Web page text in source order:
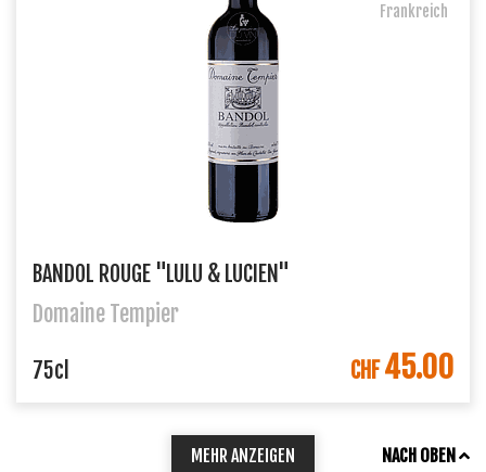
Frankreich
BANDOL ROUGE "LULU & LUCIEN"
Domaine Tempier
IN DEN WARENKORB
75cl CHF45.00
MEHR ANZEIGEN NACH OBEN